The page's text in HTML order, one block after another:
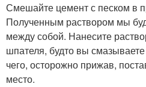
Смешайте цемент с песком в
Полученным раствором мы
между собой. Нанесите
шпателя, будто вы
чего, осторожно прижав,
место.